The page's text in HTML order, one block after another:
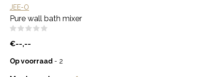
JEE-O
Pure wall bath mixer
€--,--
Op voorraad - 2